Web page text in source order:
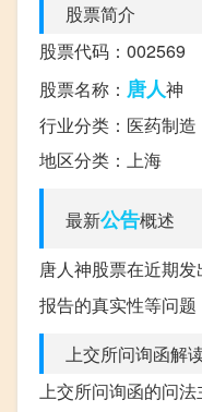
股票简介
股票代码：002569
股票名称： 唐人神
行业分类：医药制造
地区分类：上海
最新公告概述
唐人神股票在近期
报告的真实性等问题
上交所问询函解
上交所问询函的问